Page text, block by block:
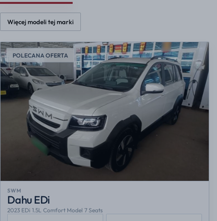
Więcej modeli tej marki
POLECANA OFERTA
SWM
Dahu EDi
2023 EDi 1.5L Comfort Model 7 Seats